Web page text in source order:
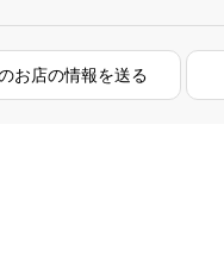
お店の情報を送る